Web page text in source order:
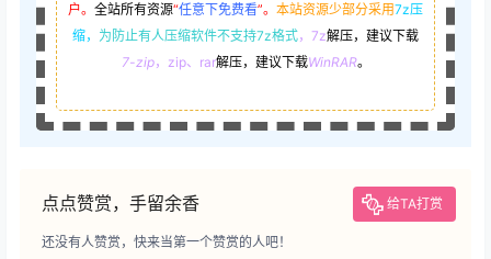
户。 全站所有资源“任意下免费看”。 本站资源少部分采用7z压
缩， 为防止有人压缩软件不支持7z格式，7z解压，建议下载
7-zip，zip、rar解压，建议下载WinRAR。
点点赞赏，手留余香 给TA打赏
还没有人赞赏，快来当第一个赞赏的人吧！